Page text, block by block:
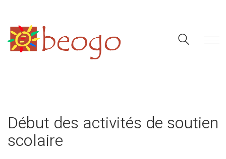
Début des activités de soutien
scolaire